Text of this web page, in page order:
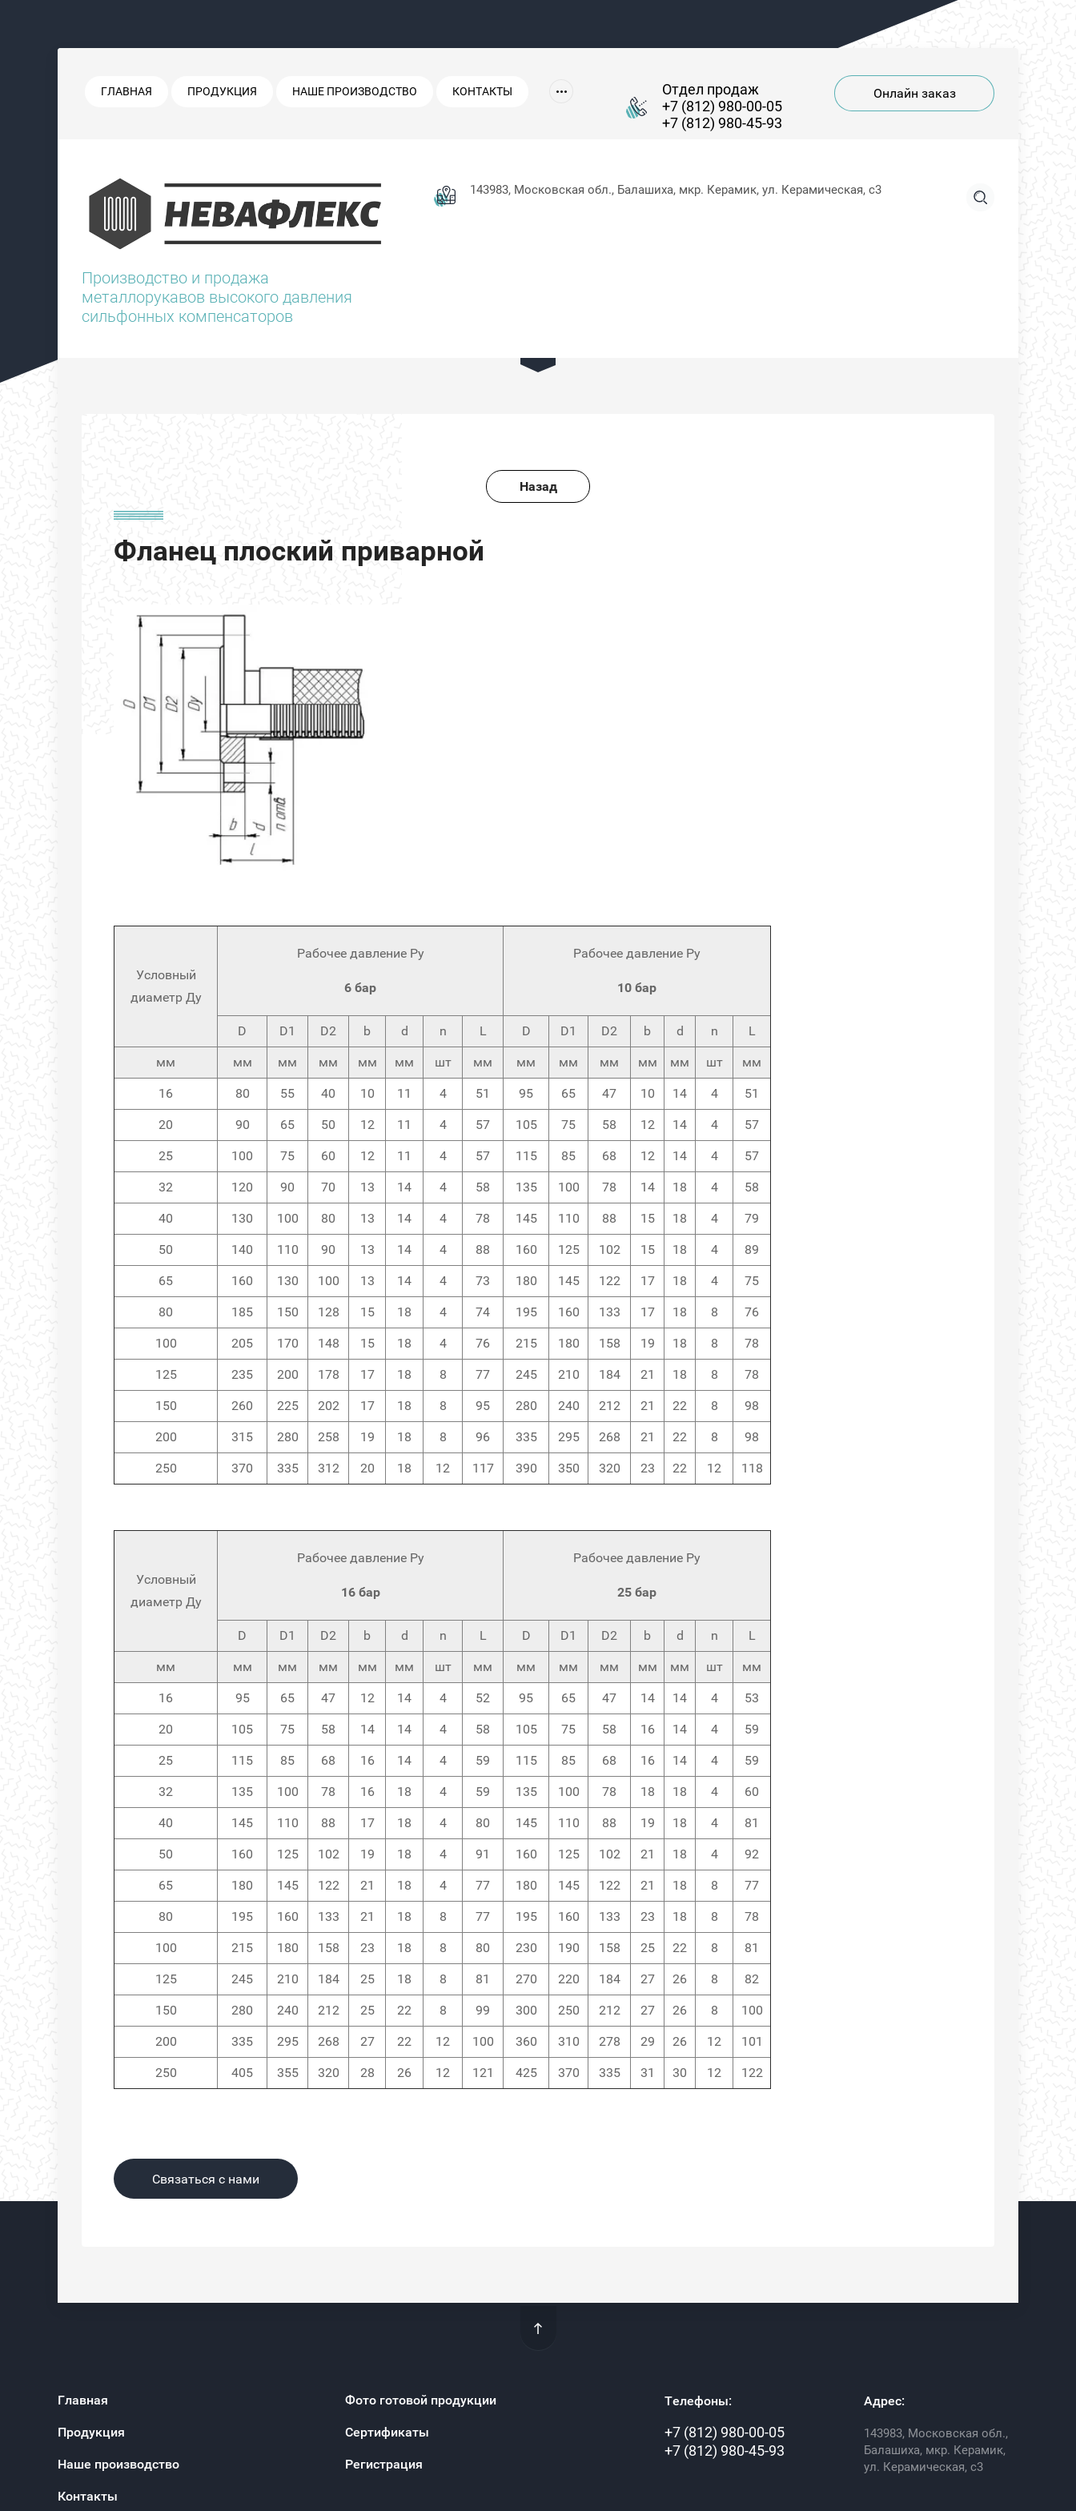
ГЛАВНАЯ ПРОДУКЦИЯ НАШЕ ПРОИЗВОДСТВО КОНТАКТЫ
Отдел продаж
+7 (812) 980-00-05
+7 (812) 980-45-93
Онлайн заказ
Производство и продажа
металлорукавов высокого давления
сильфонных компенсаторов
143983, Московская обл., Балашиха, мкр. Керамик, ул. Керамическая, с3
Фланец плоский приварной
Условный
диаметр Ду
Рабочее давление Ру
6 бар
Рабочее давление Ру
10 бар
D D1 D2 b d n L D D1 D2 b d n L
мм мм мм мм мм мм шт мм мм мм мм мм мм шт мм
16 80 55 40 10 11 4 51 95 65 47 10 14 4 51
20 90 65 50 12 11 4 57 105 75 58 12 14 4 57
25 100 75 60 12 11 4 57 115 85 68 12 14 4 57
32 120 90 70 13 14 4 58 135 100 78 14 18 4 58
40 130 100 80 13 14 4 78 145 110 88 15 18 4 79
50 140 110 90 13 14 4 88 160 125 102 15 18 4 89
65 160 130 100 13 14 4 73 180 145 122 17 18 4 75
80 185 150 128 15 18 4 74 195 160 133 17 18 8 76
100 205 170 148 15 18 4 76 215 180 158 19 18 8 78
125 235 200 178 17 18 8 77 245 210 184 21 18 8 78
150 260 225 202 17 18 8 95 280 240 212 21 22 8 98
200 315 280 258 19 18 8 96 335 295 268 21 22 8 98
250 370 335 312 20 18 12 117 390 350 320 23 22 12 118
Условный
диаметр Ду
Рабочее давление Ру
16 бар
Рабочее давление Ру
25 бар
D D1 D2 b d n L D D1 D2 b d n L
мм мм мм мм мм мм шт мм мм мм мм мм мм шт мм
16 95 65 47 12 14 4 52 95 65 47 14 14 4 53
20 105 75 58 14 14 4 58 105 75 58 16 14 4 59
25 115 85 68 16 14 4 59 115 85 68 16 14 4 59
32 135 100 78 16 18 4 59 135 100 78 18 18 4 60
40 145 110 88 17 18 4 80 145 110 88 19 18 4 81
50 160 125 102 19 18 4 91 160 125 102 21 18 4 92
65 180 145 122 21 18 4 77 180 145 122 21 18 8 77
80 195 160 133 21 18 8 77 195 160 133 23 18 8 78
100 215 180 158 23 18 8 80 230 190 158 25 22 8 81
125 245 210 184 25 18 8 81 270 220 184 27 26 8 82
150 280 240 212 25 22 8 99 300 250 212 27 26 8 100
200 335 295 268 27 22 12 100 360 310 278 29 26 12 101
250 405 355 320 28 26 12 121 425 370 335 31 30 12 122
Связаться с нами
Главная
Продукция
Наше производство
Контакты
Фото готовой продукции
Сертификаты
Регистрация
Телефоны:
+7 (812) 980-00-05
+7 (812) 980-45-93
Адрес:
143983, Московская обл.,
Балашиха, мкр. Керамик,
ул. Керамическая, с3